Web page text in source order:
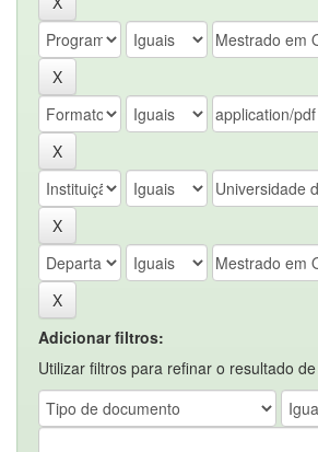
Adicionar filtros:
Utilizar filtros para refinar o resultado